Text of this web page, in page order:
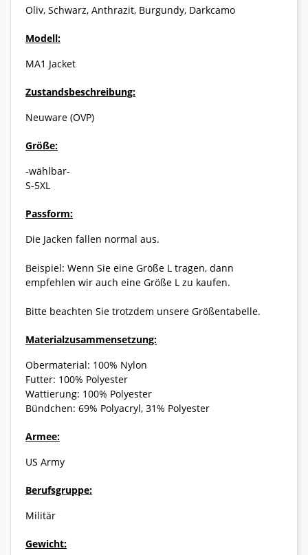
Oliv, Schwarz, Anthrazit, Burgundy, Darkcamo
Modell:
MA1 Jacket
Zustandsbeschreibung:
Neuware (OVP)
Größe:
-wählbar-
S-5XL
Passform:
Die Jacken fallen normal aus.
Beispiel: Wenn Sie eine Größe L tragen, dann
empfehlen wir auch eine Größe L zu kaufen.
Bitte beachten Sie trotzdem unsere Größentabelle.
Materialzusammensetzung:
Obermaterial: 100% Nylon
Futter: 100% Polyester
Wattierung: 100% Polyester
Bündchen: 69% Polyacryl, 31% Polyester
Armee:
US Army
Berufsgruppe:
Militär
Gewicht: